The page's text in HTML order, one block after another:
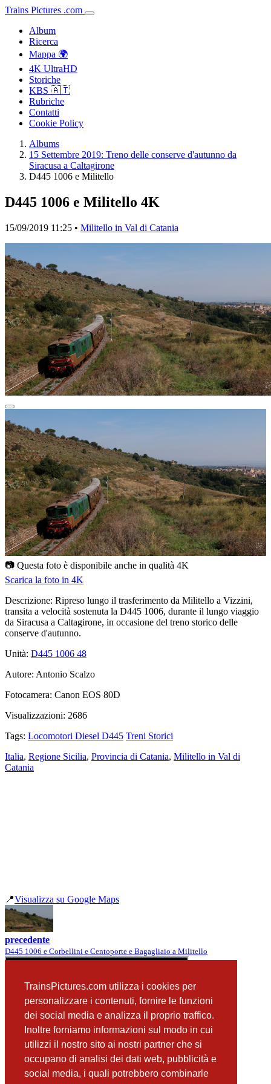
TrainsPictures.com utilizza i cookies per
personalizzare i contenuti, fornire le funzioni
dei social media e analizza il proprio traffico.
Inoltre forniamo informazioni sul modo in cui
utilizzi il nostro sito ai nostri partner che si
occupano di analisi dei dati web, pubblicità e
social media, i quali potrebbero combinarle
Trains Pictures .com
Album
Ricerca
Mappa 🌍
4K UltraHD
Storiche
KBS 🇦🇹
Rubriche
Contatti
Cookie Policy
Albums
15 Settembre 2019: Treno delle conserve d'autunno da
Siracusa a Caltagirone
D445 1006 e Militello
D445 1006 e Militello 4K
15/09/2019 11:25 • Militello in Val di Catania
📷 Questa foto è disponibile anche in qualità 4K
Scarica la foto in 4K
Descrizione: Ripreso lungo il trasferimento da Militello a Vizzini,
transita a velocità sostenuta la D445 1006, durante il lungo viaggio
da Siracusa a Caltagirone, in occasione del treno storico delle
conserve d'autunno.
Unità: D445 1006 48
Autore: Antonio Scalzo
Fotocamera: Canon EOS 80D
Visualizzazioni: 2686
Tags: Locomotori Diesel D445 Treni Storici
Italia, Regione Sicilia, Provincia di Catania, Militello in Val di
Catania
📍Visualizza su Google Maps
precedente
D445 1006 e Corbellini e Centoporte e Bagagliaio a Militello
📸 Fotografie scattate nei dintorniVedi tutte ➔